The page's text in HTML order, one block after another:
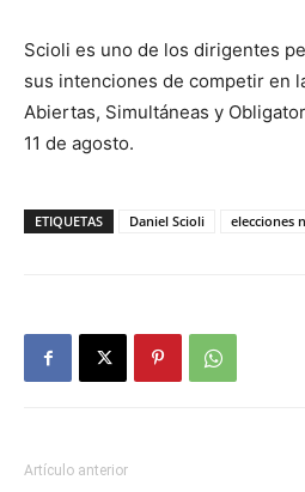
Scioli es uno de los dirigentes
sus intenciones de competir en
Abiertas, Simultáneas y
11 de agosto.
ETIQUETAS Daniel Scioli elecciones
Artículo anterior